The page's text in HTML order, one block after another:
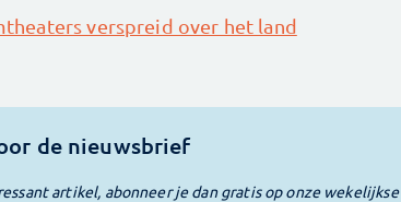
verspreid over het land
de nieuwsbrief
artikel, abonneer je dan gratis op onze